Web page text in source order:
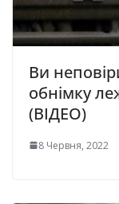
Ви
обнімку
(ВІДЕО)
8 Червня, 2022